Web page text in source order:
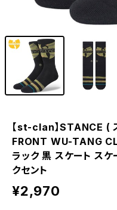
【st-clan】STANCE (
FRONT WU-TANG
ラック 黒 スケート スケ
クセント
¥2,970